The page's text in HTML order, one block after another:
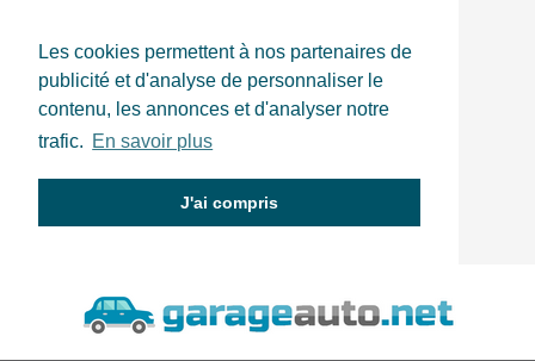
Les cookies permettent à nos partenaires de
publicité et d'analyse de personnaliser le
contenu, les annonces et d'analyser notre
trafic. En savoir plus
J'ai compris